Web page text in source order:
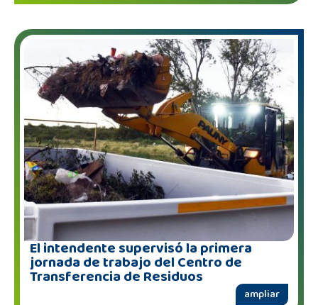
El intendente supervisó la primera
jornada de trabajo del Centro de
Transferencia de Residuos
ampliar